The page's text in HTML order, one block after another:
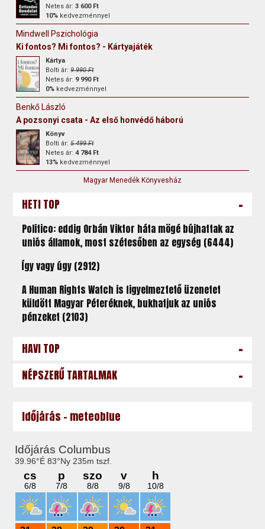
Netes ár:3 600 Ft
10% kedvezménnyel
Mindwell Pszichológia
Ki fontos? Mi fontos? - Kártyajáték
Kártya
Bolti ár:9 990 Ft
Netes ár: 9 990 Ft
0% kedvezménnyel
Benkő László
A pozsonyi csata - Az első honvédő háború
Könyv
Bolti ár:5 499 Ft
Netes ár:4 784 Ft
13% kedvezménnyel
Magyar Menedék Könyvesház
HETI TOP -
Politico: eddig Orbán Viktor háta mögé bújhattak az
uniós államok, most szétesőben az egység (6444)
Így vagy úgy (2912)
A Human Rights Watch is figyelmeztető üzenetet
küldött Magyar Péteréknek, bukhatjuk az uniós
pénzeket (2103)
HAVI TOP -
NÉPSZERŰ TARTALMAK -
Időjárás - meteoblue